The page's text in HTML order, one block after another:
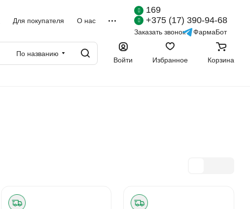
Для покупателя О нас
169
+375 (17) 390-94-68
Заказать звонок ФармаБот
По названию
Войти
Избранное Корзина